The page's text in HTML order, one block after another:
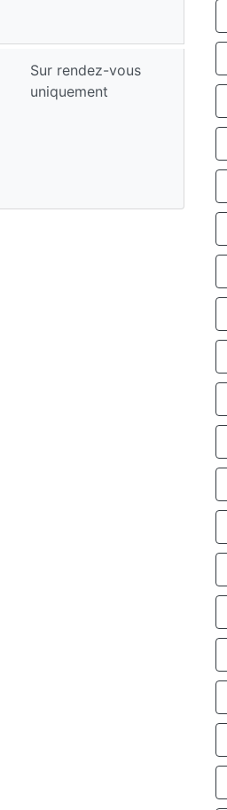
Sur rendez-vous
uniquement